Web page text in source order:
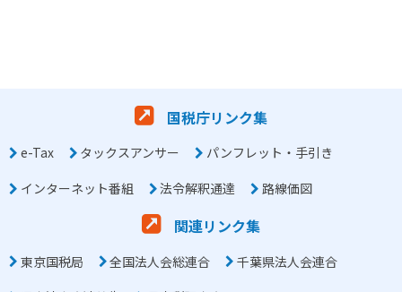
国税庁リンク集
e-Tax タックスアンサー
パンフレット・手引き
インターネット番組
法令解釈通達 路線価図
関連リンク集
東京国税局 全国法人会総連合
千葉県法人会連合